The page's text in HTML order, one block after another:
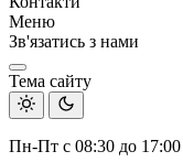
Меню
Зв'язатись з нами
Тема сайту
Пн-Пт с 08:30 до 17:00